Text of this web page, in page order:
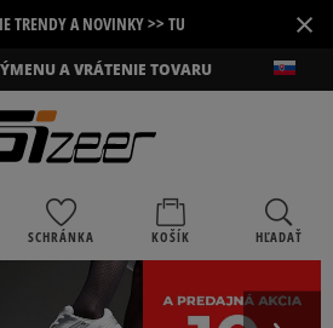
TRENDY A NOVINKY >> TU ×
A VRÁTENIE TOVARU
SCHRÁNKA KOŠÍK HĽADAŤ